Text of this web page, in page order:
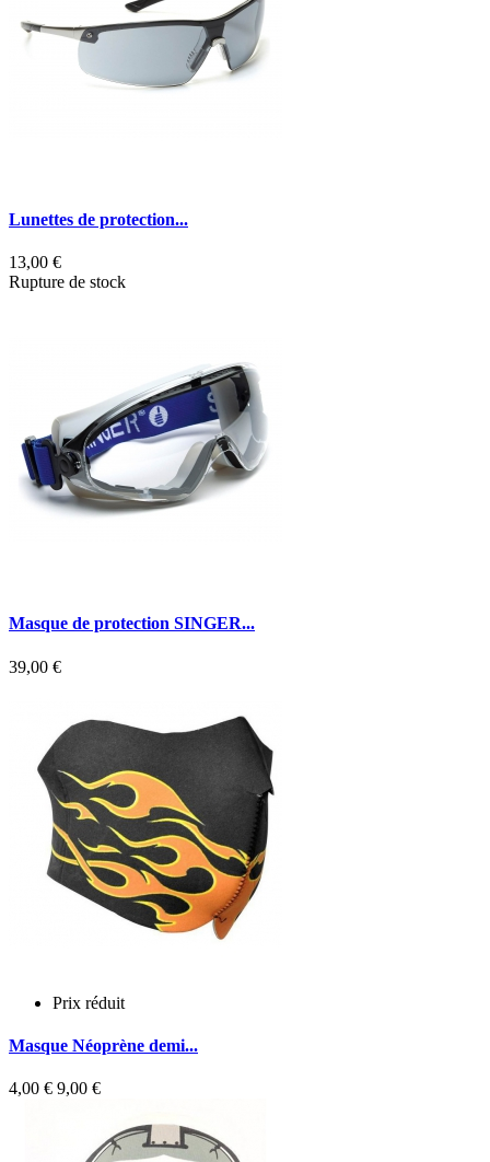
Lunettes de protection...
13,00 €
Rupture de stock
Masque de protection SINGER...
39,00 €
Prix réduit
Masque Néoprène demi...
4,00 € 9,00 €